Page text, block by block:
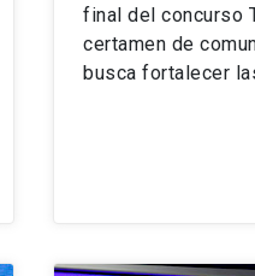
final del concurso
certamen de
busca fortalecer